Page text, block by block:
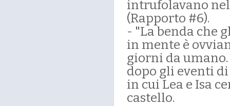
intrufolavano
(Rapporto #6).
- "La benda che
in mente è
giorni da
dopo gli eventi di
in cui Lea e Isa
castello.